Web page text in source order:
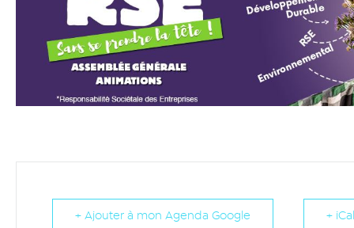
+ Ajouter à mon Agenda Google +